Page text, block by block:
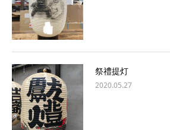
祭禮提灯
2020.05.27